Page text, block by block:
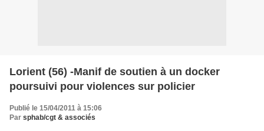
Lorient (56) -Manif de soutien à un docker
poursuivi pour violences sur policier
Publié le 15/04/2011 à 15:06
Par sphab/cgt & associés